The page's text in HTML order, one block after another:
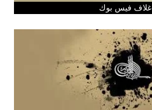
غلاف فيس بوك